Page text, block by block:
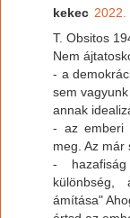
kekec 2022.
T. Obsitos
Nem
- a
sem
annak
- az emberi
meg. Az már
-
ámítása"